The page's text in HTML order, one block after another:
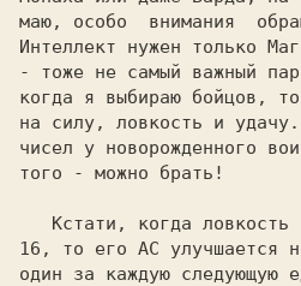
маю, особо  внимания
Интеллект нужен только
- тоже не самый важный
когда я выбираю бойцов,
на силу, ловкость и
чисел у новорожденного
того - можно брать!
16, то его AC улучшается
один за каждую следующую